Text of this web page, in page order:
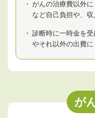
がんの治療費以外
など自己負担や、
診断時に一時金を
やそれ以外の出費
が